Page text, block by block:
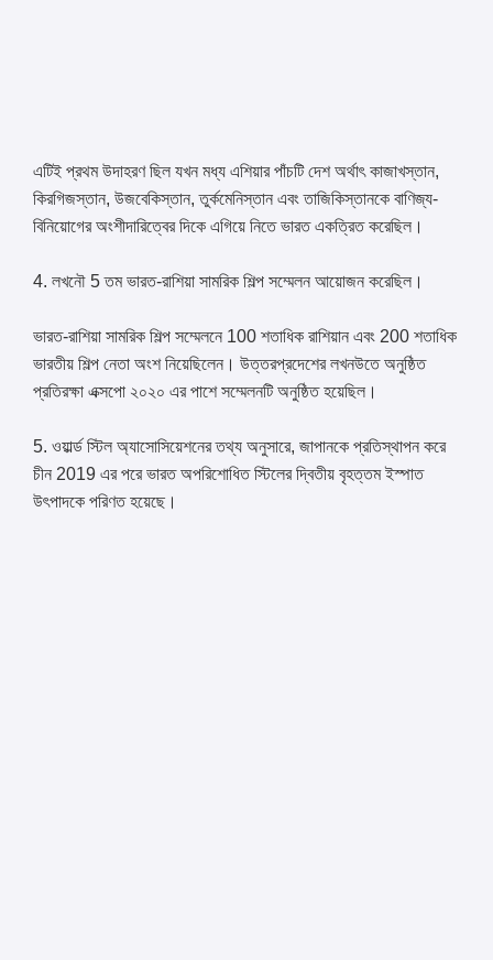
এটিই প্রথম উদাহরণ ছিল যখন মধ্য এশিয়ার পাঁচটি দেশ অর্থাৎ কাজাখস্তান,
কিরগিজস্তান, উজবেকিস্তান, তুর্কমেনিস্তান এবং তাজিকিস্তানকে বাণিজ্য-
বিনিয়োগের অংশীদারিত্বের দিকে এগিয়ে নিতে ভারত একত্রিত করেছিল।
4. লখনৌ 5 তম ভারত-রাশিয়া সামরিক শিল্প সম্মেলন আয়োজন করেছিল।
ভারত-রাশিয়া সামরিক শিল্প সম্মেলনে 100 শতাধিক রাশিয়ান এবং 200 শতাধিক
ভারতীয় শিল্প নেতা অংশ নিয়েছিলেন। উত্তরপ্রদেশের লখনউতে অনুষ্ঠিত
প্রতিরক্ষা এক্সপো ২০২০ এর পাশে সম্মেলনটি অনুষ্ঠিত হয়েছিল।
5. ওয়ার্ল্ড স্টিল অ্যাসোসিয়েশনের তথ্য অনুসারে, জাপানকে প্রতিস্থাপন করে
চীন 2019 এর পরে ভারত অপরিশোধিত স্টিলের দ্বিতীয় বৃহত্তম ইস্পাত
উৎপাদকে পরিণত হয়েছে।